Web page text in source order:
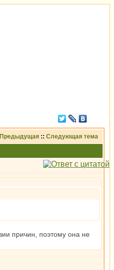
Предыдущая :: Следующая тема
причин, поэтому она не